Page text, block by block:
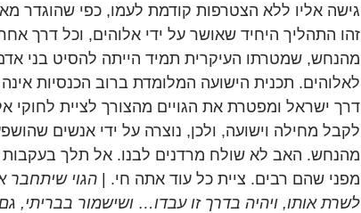
גישה אליו ללא הצטרפות קודמת לעמו, כפי שהוגדר
זהו התהליך היחיד שאושר על ידי אלוהים, וכל דרך
מהנחש, שמטרתו העיקרית תמיד הייתה להסיט בני
לאלוהים. תכנית הישועה המלומדת ברוב הכנסיות
דרך ישראל ומפטרת את הגויים מהצורך לציית לחוקי
לקבל מחילה וישועה, ולכן, נוצרה על ידי אנשים
מהנחש. האב לא שולח מרדנים לבנו. אל תלך בעקבות
מפני שהם רבים. ציית כל עוד אתה חי. | הגוי שיתחבר
לשרת אותו, ויהיה בדרך זו עבדו… ושישמור בבריתי,